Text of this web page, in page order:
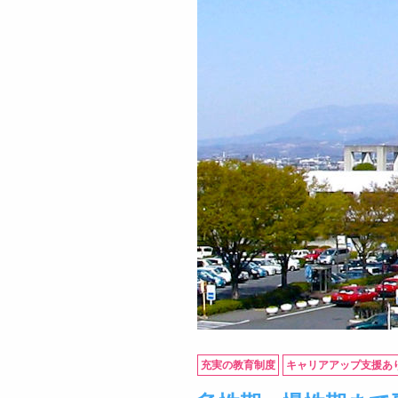
充実の教育制度 キャリアアップ支援あ